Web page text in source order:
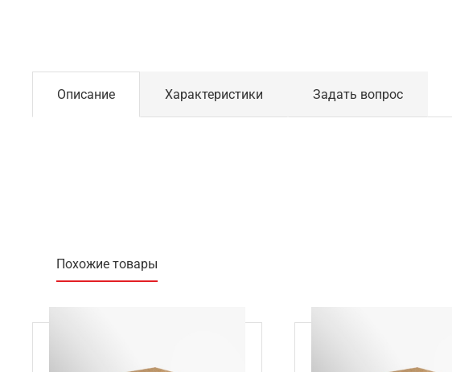
Описание Характеристики Задать вопрос
Похожие товары